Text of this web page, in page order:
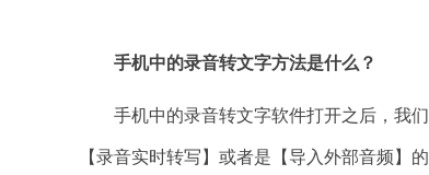
手机中的录音转文字方法是什么？
手机中的录音转文字软件打开之后，我们
【录音实时转写】或者是【导入外部音频】